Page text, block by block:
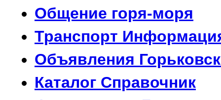
Общение горя-моря
Транспорт
Объявления
Каталог Справочник